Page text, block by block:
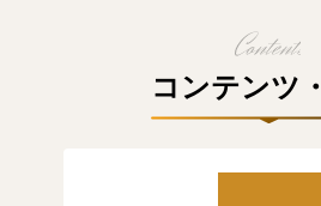
コンテンツ